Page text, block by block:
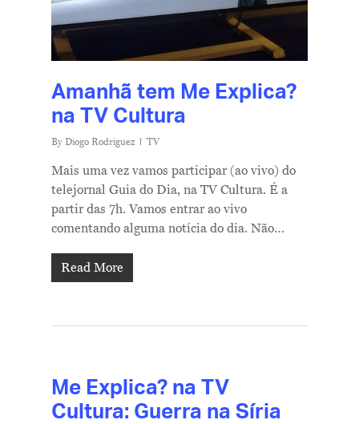
Amanhã tem Me Explica?
na TV Cultura
By Diogo Rodriguez TV
Mais uma vez vamos participar (ao vivo) do
telejornal Guia do Dia, na TV Cultura. É a
partir das 7h. Vamos entrar ao vivo
comentando alguma notícia do dia. Não…
Read More
Me Explica? na TV
Cultura: Guerra na Síria